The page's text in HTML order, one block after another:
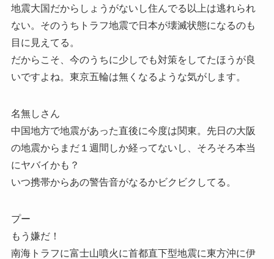
地震大国だからしょうがないし住んでる以上は逃れられ
ない。そのうちトラフ地震で日本が壊滅状態になるのも
目に見えてる。
だからこそ、今のうちに少しでも対策をしてたほうが良
いですよね。東京五輪は無くなるような気がします。
名無しさん
中国地方で地震があった直後に今度は関東。先日の大阪
の地震からまだ１週間しか経ってないし、そろそろ本当
にヤバイかも？
いつ携帯からあの警告音がなるかビクビクしてる。
プー
もう嫌だ！
南海トラフに富士山噴火に首都直下型地震に東方沖に伊